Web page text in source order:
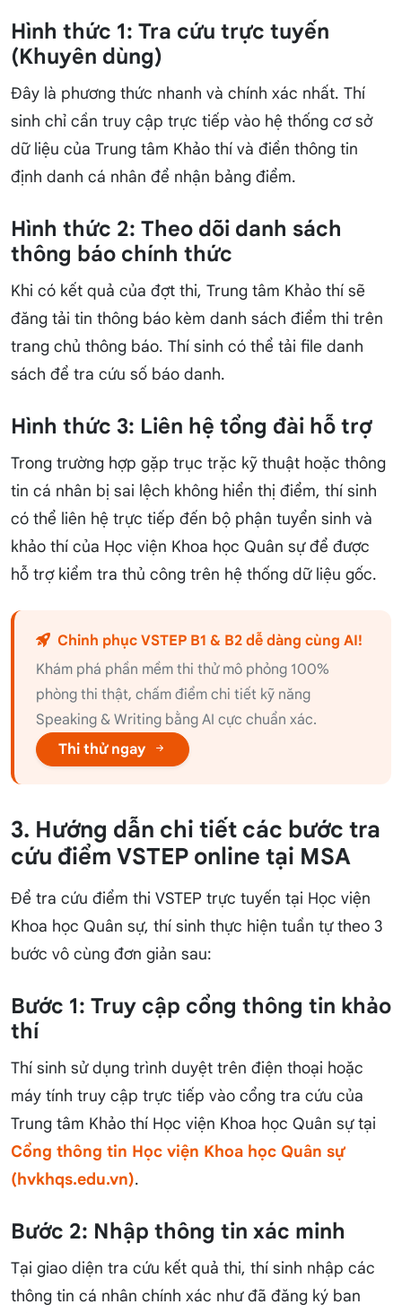
Hình thức 1: Tra cứu trực tuyến
(Khuyên dùng)
Đây là phương thức nhanh và chính xác nhất. Thí
sinh chỉ cần truy cập trực tiếp vào hệ thống cơ sở
dữ liệu của Trung tâm Khảo thí và điền thông tin
định danh cá nhân để nhận bảng điểm.
Hình thức 2: Theo dõi danh sách
thông báo chính thức
Khi có kết quả của đợt thi, Trung tâm Khảo thí sẽ
đăng tải tin thông báo kèm danh sách điểm thi trên
trang chủ thông báo. Thí sinh có thể tải file danh
sách để tra cứu số báo danh.
Hình thức 3: Liên hệ tổng đài hỗ trợ
Trong trường hợp gặp trục trặc kỹ thuật hoặc thông
tin cá nhân bị sai lệch không hiển thị điểm, thí sinh
có thể liên hệ trực tiếp đến bộ phận tuyển sinh và
khảo thí của Học viện Khoa học Quân sự để được
hỗ trợ kiểm tra thủ công trên hệ thống dữ liệu gốc.
Chinh phục VSTEP B1 & B2 dễ dàng cùng AI!
Khám phá phần mềm thi thử mô phỏng 100%
phòng thi thật, chấm điểm chi tiết kỹ năng
Speaking & Writing bằng AI cực chuẩn xác.
Thi thử ngay
3. Hướng dẫn chi tiết các bước tra
cứu điểm VSTEP online tại MSA
Để tra cứu điểm thi VSTEP trực tuyến tại Học viện
Khoa học Quân sự, thí sinh thực hiện tuần tự theo 3
bước vô cùng đơn giản sau:
Bước 1: Truy cập cổng thông tin khảo
thí
Thí sinh sử dụng trình duyệt trên điện thoại hoặc
máy tính truy cập trực tiếp vào cổng tra cứu của
Trung tâm Khảo thí Học viện Khoa học Quân sự tại
Cổng thông tin Học viện Khoa học Quân sự
(hvkhqs.edu.vn).
Bước 2: Nhập thông tin xác minh
Tại giao diện tra cứu kết quả thi, thí sinh nhập các
thông tin cá nhân chính xác như đã đăng ký ban